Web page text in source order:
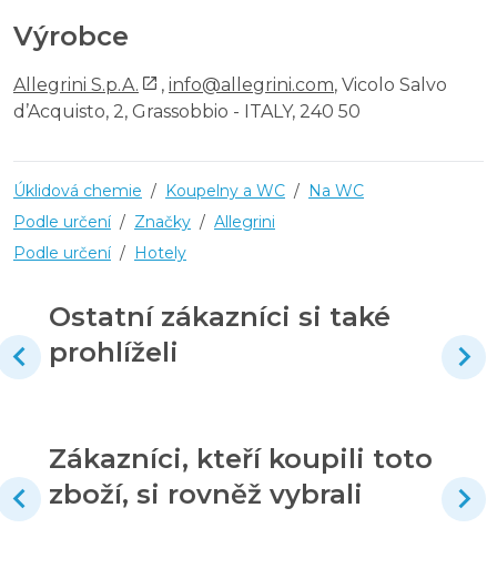
Výrobce
Allegrini S.p.A. , info@allegrini.com, Vicolo Salvo
d’Acquisto, 2, Grassobbio - ITALY, 240 50
Úklidová chemie / Koupelny a WC / Na WC
Podle určení / Značky / Allegrini
Podle určení / Hotely
Ostatní zákazníci si také
prohlíželi
Zákazníci, kteří koupili toto
zboží, si rovněž vybrali